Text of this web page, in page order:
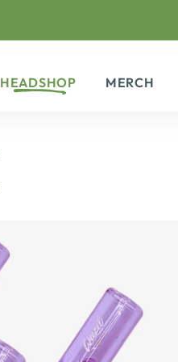
HEADSHOP
MERCH